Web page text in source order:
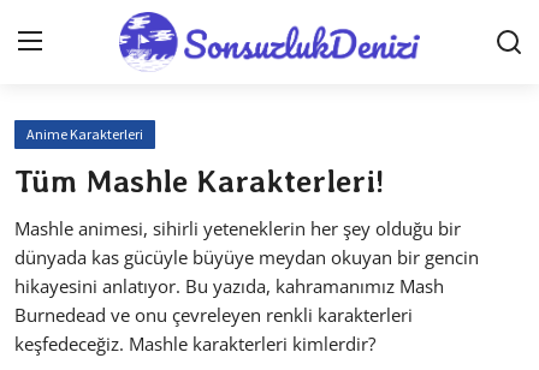
Anasayfa
Genel
Gizlilik Sözleşmesi
Testler
Anime Karakterleri
Tüm Mashle Karakterleri!
Mashle animesi, sihirli yeteneklerin her şey olduğu bir
dünyada kas gücüyle büyüye meydan okuyan bir gencin
hikayesini anlatıyor. Bu yazıda, kahramanımız Mash
Burnedead ve onu çevreleyen renkli karakterleri
keşfedeceğiz. Mashle karakterleri kimlerdir?